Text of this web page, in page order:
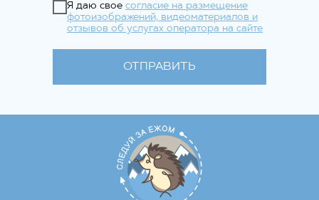
Я даю свое согласие на размещение
фотоизображений, видеоматериалов и
отзывов об услугах оператора на сайте
ОТПРАВИТЬ